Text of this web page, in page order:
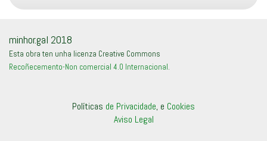
minhor.gal 2018
Esta obra ten unha licenza Creative Commons
Recoñecemento-Non comercial 4.0 Internacional.
Políticas de Privacidade, e Cookies
Aviso Legal